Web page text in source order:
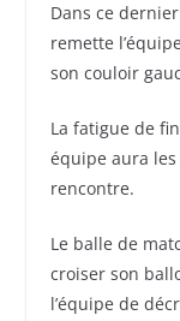
Dans ce
remette
son couloir
La fatigue de
équipe aura
rencontre.
Le balle de
croiser son
l’équipe de